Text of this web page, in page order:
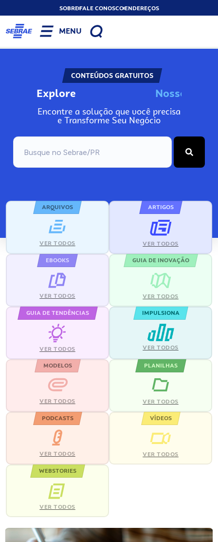
SOBREFALE CONOSCOENDEREÇOS
MENU
CONTEÚDOS GRATUITOS
Explore Nos
Encontre a solução que você precisa
e Transforme Seu Negócio
ARQUIVOS
VER TODOS
ARTIGOS
VER TODOS
EBOOKS
VER TODOS
GUIA DE INOVAÇÃO
VER TODOS
GUIA DE TENDÊNCIAS
VER TODOS
IMPULSIONA
VER TODOS
MODELOS
VER TODOS
PLANILHAS
VER TODOS
PODCASTS
VER TODOS
VÍDEOS
VER TODOS
WEBSTORIES
VER TODOS